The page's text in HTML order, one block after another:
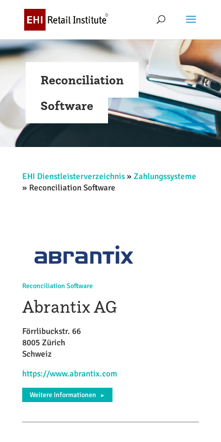
Reconciliation
Software
EHI Dienstleisterverzeichnis» Zahlungssysteme
» Reconciliation Software
Reconciliation Software
Abrantix AG
Förrlibuckstr. 66
8005 Zürich
Schweiz
https://www.abrantix.com
Weitere Informationen ►